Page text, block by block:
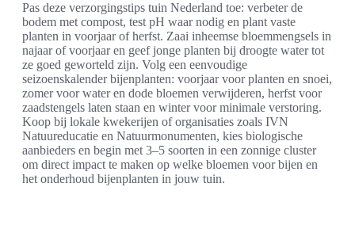
Pas deze verzorgingstips tuin Nederland toe: verbeter de
bodem met compost, test pH waar nodig en plant vaste
planten in voorjaar of herfst. Zaai inheemse bloemmengsels in
najaar of voorjaar en geef jonge planten bij droogte water tot
ze goed geworteld zijn. Volg een eenvoudige
seizoenskalender bijenplanten: voorjaar voor planten en snoei,
zomer voor water en dode bloemen verwijderen, herfst voor
zaadstengels laten staan en winter voor minimale verstoring.
Koop bij lokale kwekerijen of organisaties zoals IVN
Natuureducatie en Natuurmonumenten, kies biologische
aanbieders en begin met 3–5 soorten in een zonnige cluster
om direct impact te maken op welke bloemen voor bijen en
het onderhoud bijenplanten in jouw tuin.